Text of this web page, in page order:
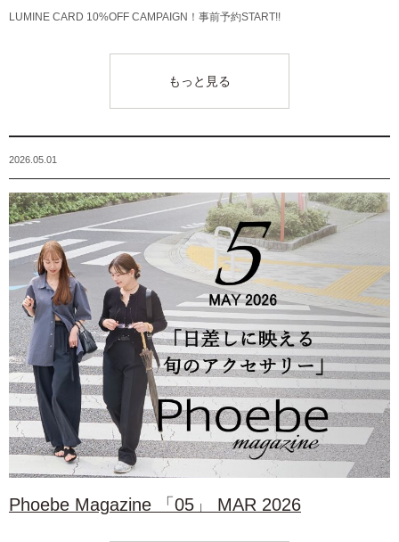
LUMINE CARD 10%OFF CAMPAIGN！事前予約START!!
もっと見る
2026.05.01
Phoebe Magazine 「05」 MAR 2026